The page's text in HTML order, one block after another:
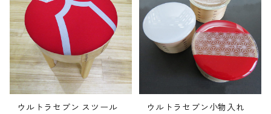
ウルトラセブン スツール
ウルトラセブン小物入れ